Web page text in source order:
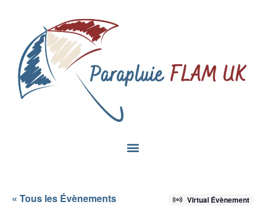
« Tous les Évènements Virtual Évènement